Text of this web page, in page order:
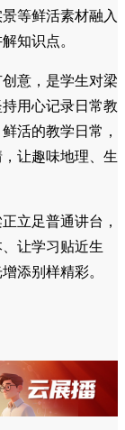
等鲜活素材融入
知识点。
意，是学生对梁
用心记录日常教
活的教学日常，
让趣味地理、生
立足普通讲台，
让学习贴近生
添别样精彩。